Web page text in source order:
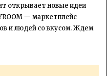
открывает новые идеи
— маркетплейс
и людей со вкусом. Ждем